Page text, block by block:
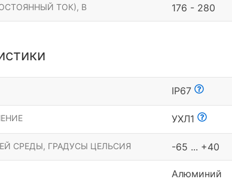
ТОК), В 176 - 280
IP67
УХЛ1
СРЕДЫ, ГРАДУСЫ ЦЕЛЬСИЯ -65 ... +40
Алюминий